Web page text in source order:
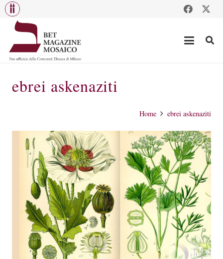
ebrei askenaziti
Home ebrei askenaziti